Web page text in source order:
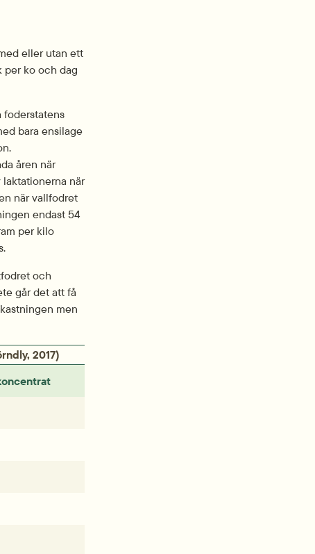
eller utan ett
per ko och dag
foderstatens
bara ensilage
åren när
när
när vallfodret
endast 54
per kilo
och
går det att få
men
2017)